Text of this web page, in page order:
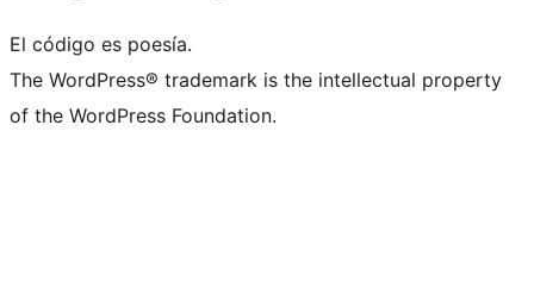
El código es poesía.
The WordPress® trademark is the intellectual property
of the WordPress Foundation.